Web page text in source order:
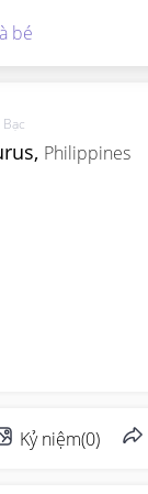
Bạc
Philippines
Kỷ niệm(0)